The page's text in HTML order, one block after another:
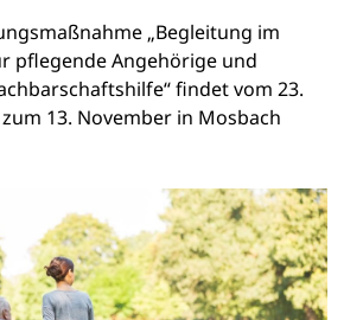
„Begleitung im
pflegende Angehörige und
findet vom 23.
13. November in Mosbach